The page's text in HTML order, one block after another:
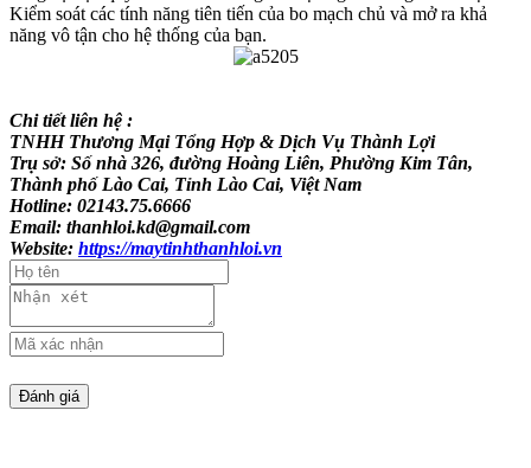
Kiểm soát các tính năng tiên tiến của bo mạch chủ và mở ra khả
năng vô tận cho hệ thống của bạn.
Chi tiết liên hệ :
TNHH Thương Mại Tổng Hợp & Dịch Vụ Thành Lợi
Trụ sở: Số nhà 326, đường Hoàng Liên, Phường Kim Tân,
Thành phố Lào Cai, Tỉnh Lào Cai, Việt Nam
Hotline: 02143.75.6666
Email: thanhloi.kd@gmail.com
Website: https://maytinhthanhloi.vn